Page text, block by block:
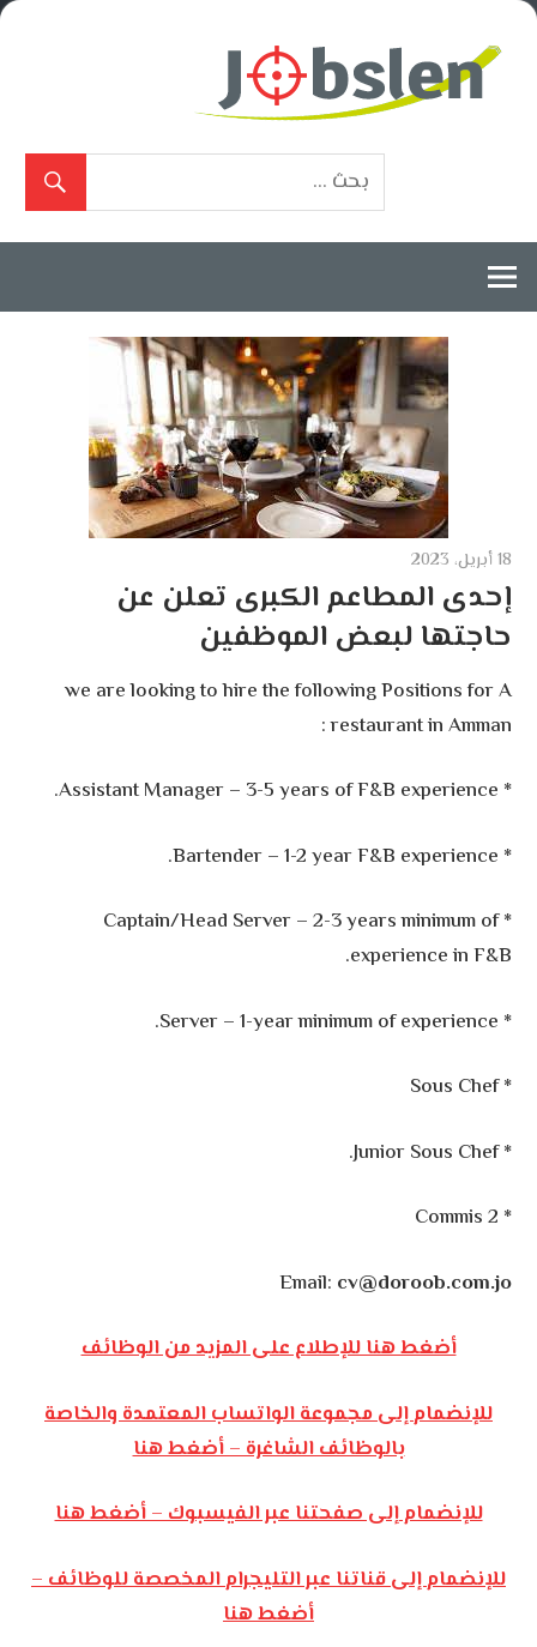
Skip
18 أبريل، 2023
إحدى المطاعم الكبرى تعلن عن
حاجتها لبعض الموظفين
we are looking to hire the following Positions for A
restaurant in Amman :
* Assistant Manager – 3-5 years of F&B experience.
* Bartender – 1-2 year F&B experience.
* Captain/Head Server – 2-3 years minimum of
experience in F&B.
* Server – 1-year minimum of experience.
* Sous Chef
* Junior Sous Chef.
* Commis 2
Email: cv@doroob.com.jo
أضغط هنا للإطلاع على المزيد من الوظائف
للإنضمام إلى مجموعة الواتساب المعتمدة والخاصة
بالوظائف الشاغرة – أضغط هنا
للإنضمام إلى صفحتنا عبر الفيسبوك – أضغط هنا
للإنضمام إلى قناتنا عبر التليجرام المخصصة للوظائف –
أضغط هنا